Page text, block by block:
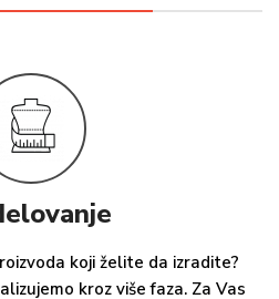
koji želite da izradite?
kroz više faza. Za Vas